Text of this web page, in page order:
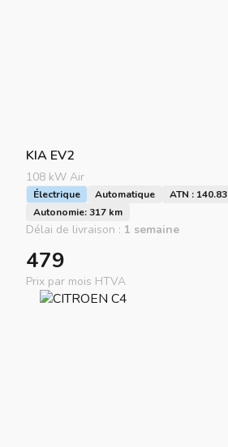
KIA EV2
108 kW Air
Électrique Automatique ATN : 140.83
Autonomie: 317 km
Délai de livraison : 1 semaine
479
Prix par mois HTVA